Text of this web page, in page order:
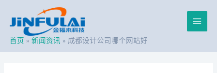
Main
首页 新闻资讯 成都设计公司哪个网站好
索：